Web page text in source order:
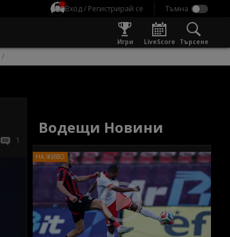
Вход / Регистрирай се
Игри LiveScore Търсене
1
Водещи Новини